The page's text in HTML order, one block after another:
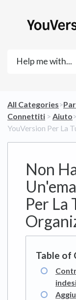
All Categories​>​
Connettiti ​ > ​ ​Aiuto
YouVersion Per La
Non
Per La